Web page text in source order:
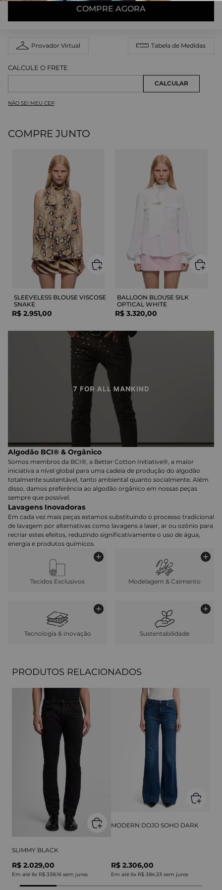
COMPRE AGORA
Provador Virtual Tabela de Medidas
NÃO SEI MEU CEP
COMPRE JUNTO
SLEEVELESS BLOUSE VISCOSE
SNAKE
R$ 2.951,00
BALLOON BLOUSE SILK
OPTICAL WHITE
R$ 3.320,00
Algodão BCI® & Orgânico
Somos membros da BCI®, a Better Cotton Initiative®, a maior
iniciativa a nível global para uma cadeia de produção do algodão
totalmente sustentável, tanto ambiental quanto socialmente. Além
disso, damos preferência ao algodão orgânico em nossas peças
sempre que possível.
Lavagens Inovadoras
Em cada vez mais peças estamos substituindo o processo tradicional
de lavagem por alternativas como lavagens a laser, ar ou ozônio para
recriar estes efeitos, reduzindo significativamente o uso de água,
energia e produtos químicos.
Tecidos Exclusivos Modelagem & Caimento
Tecnologia & Inovação Sustentabilidade
PRODUTOS RELACIONADOS
SLIMMY BLACK
R$ 2.029,00
Em até 6x R$ 338,16 sem juros
MODERN DOJO SOHO DARK
R$ 2.306,00
Em até 6x R$ 384,33 sem juros